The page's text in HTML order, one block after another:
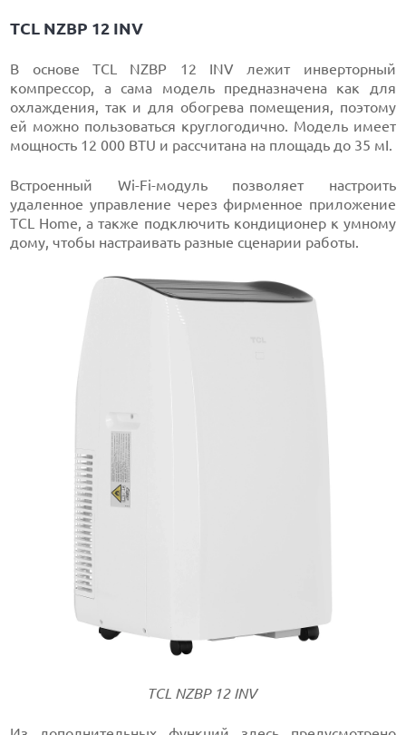
TCL NZBP 12 INV
В основе TCL NZBP 12 INV лежит инверторный
компрессор, а сама модель предназначена как для
охлаждения, так и для обогрева помещения, поэтому
ей можно пользоваться круглогодично. Модель имеет
мощность 12 000 BTU и рассчитана на площадь до 35 мІ.
Встроенный Wi-Fi-модуль позволяет настроить
удаленное управление через фирменное приложение
TCL Home, а также подключить кондиционер к умному
дому, чтобы настраивать разные сценарии работы.
TCL NZBP 12 INV